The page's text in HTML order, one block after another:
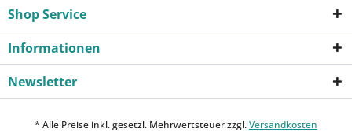
Shop Service
Informationen
Newsletter
* Alle Preise inkl. gesetzl. Mehrwertsteuer zzgl.Versandkosten